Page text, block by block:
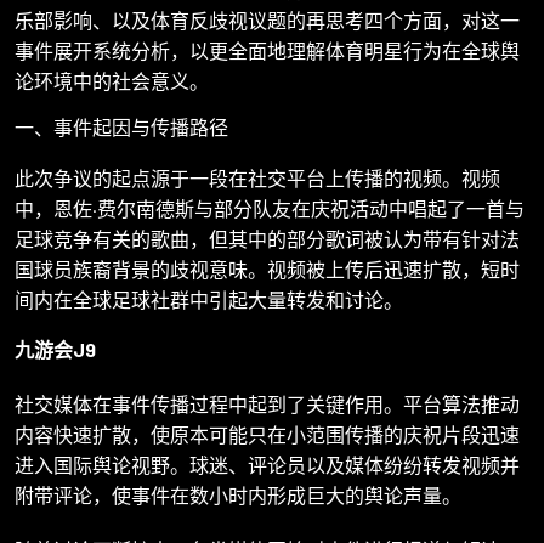
乐部影响、以及体育反歧视议题的再思考四个方面，对这一
事件展开系统分析，以更全面地理解体育明星行为在全球舆
论环境中的社会意义。
一、事件起因与传播路径
此次争议的起点源于一段在社交平台上传播的视频。视频
中，恩佐·费尔南德斯与部分队友在庆祝活动中唱起了一首与
足球竞争有关的歌曲，但其中的部分歌词被认为带有针对法
国球员族裔背景的歧视意味。视频被上传后迅速扩散，短时
间内在全球足球社群中引起大量转发和讨论。
九游会J9
社交媒体在事件传播过程中起到了关键作用。平台算法推动
内容快速扩散，使原本可能只在小范围传播的庆祝片段迅速
进入国际舆论视野。球迷、评论员以及媒体纷纷转发视频并
附带评论，使事件在数小时内形成巨大的舆论声量。